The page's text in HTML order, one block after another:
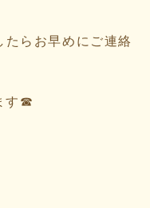
たらお早めにご連絡
す☎